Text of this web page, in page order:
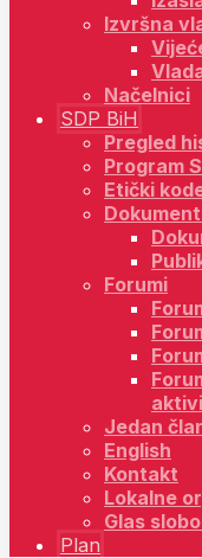
Izvršna
Načelnici
SDP BiH
Pregled
Program
Etički
Forumi
Jedan
English
Kontakt
Lokalne
Glas
Plan